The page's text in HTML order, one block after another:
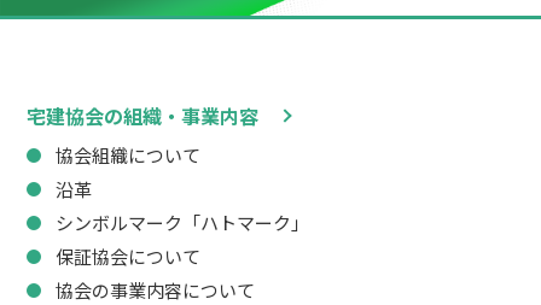
宅建協会の組織・事業内容
協会組織について
沿革
シンボルマーク「ハトマーク」
保証協会について
協会の事業内容について